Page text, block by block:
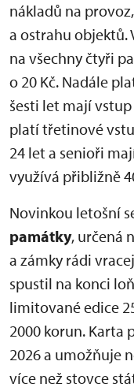
nákladů na
a ostrahu objektů.
na všechny čtyři
o 20 Kč. Nadále
šesti let mají
platí třetinové
24 let a senioři
využívá přibližně
Novinkou letošní
památky, určená
a zámky rádi
spustil na konci
limitované edice
2000 korun. Karta
2026 a umožňuje
více než stovce